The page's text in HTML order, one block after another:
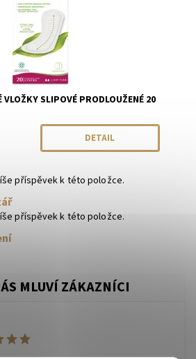
VLOŽKY SLIPOVÉ PRODLOUŽENÉ 20
DETAIL
příspěvek k této položce.
příspěvek k této položce.